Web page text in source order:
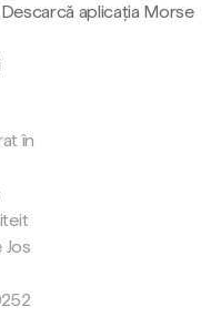
Descarcă aplicația Morse
în
Jos